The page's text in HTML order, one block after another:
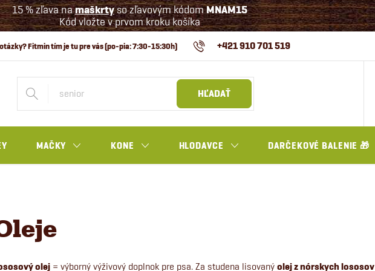
15 % zľava namaškrtyso zľavovým kódomMNAM15
Kód vložte v prvom kroku košíka
+421 910 701 519
HĽADAŤ
MAČKY KONE HLODAVCE DARČEKOVÉ BALENIE 🎁
olej = výborný výživový doplnok pre psa. Za studena lisovaný olej z nórskych lososov